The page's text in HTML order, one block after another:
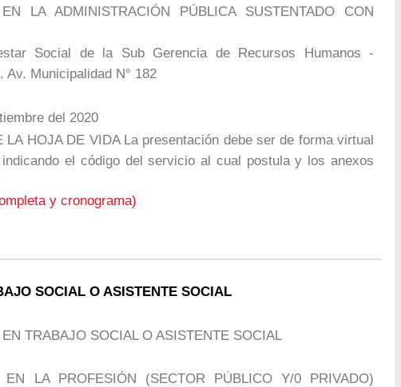
LA ADMINISTRACIÓN PÚBLICA SUSTENTADO CON
Social de la Sub Gerencia de Recursos Humanos -
Av. Municipalidad N° 182
del 2020
LA HOJA DE VIDA La presentación debe ser de forma virtual
indicando el código del servicio al cual postula y los anexos
y cronograma)
SOCIAL O ASISTENTE SOCIAL
TRABAJO SOCIAL O ASISTENTE SOCIAL
LA PROFESIÓN (SECTOR PÚBLICO Y/0 PRIVADO)